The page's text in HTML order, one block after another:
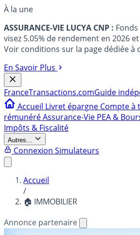
À la une
ASSURANCE-VIE LUCYA CNP : Fonds
visez 5.05% de rendement en 2026
Voir conditions sur la page dédiée à
En Savoir Plus
FranceTransactions.comGuide
Accueil Livret épargne Compte à
rémunéréAssurance-Vie PEA &
Impôts & Fiscalité
Autres...
Connexion Simulateurs
Accueil
/
🏠 IMMOBILIER
Annonce partenaire